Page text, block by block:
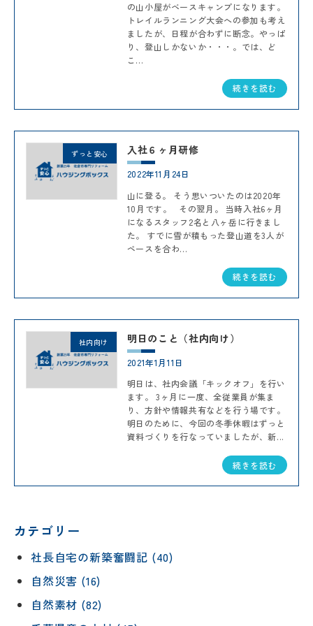
の山小屋がベースキャンプになります。
トレイルランニング大会への参加も考え
ましたが、日程が合わずに断念。やっぱ
り、登山しかないか・・・。では、ど
こ...
続きを読む
ずっと安心 入社６ヶ月研修
2022年11月24日
山に登る。 そう思いついたのは2020年
10月です。 その翌月。 当時入社6ヶ月
になるスタッフ2名と八ヶ岳に行きまし
た。 すでに雪が積もった登山道を3人が
ペースを合わ...
続きを読む
社内向け 明日のこと（社内向け）
2021年1月11日
明日は、社内会議「キックオフ」を行い
ます。 3ヶ月に一度、全従業員が集ま
り、方針や情報共有などを行う場です。
明日のために、今回の冬季休暇はずっと
資料づくりを行なっていましたが、新...
続きを読む
カテゴリー
社長自宅の新築奮闘記 (40)
自然災害 (16)
自然素材 (82)